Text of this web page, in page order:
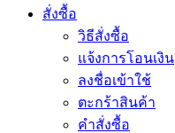
สั่งซื้อ
วิธีสั่งซื้อ
แจ้งการโอนเงิน
ลงชื่อเข้าใช้
ตะกร้าสินค้า
คำสั่งซื้อ